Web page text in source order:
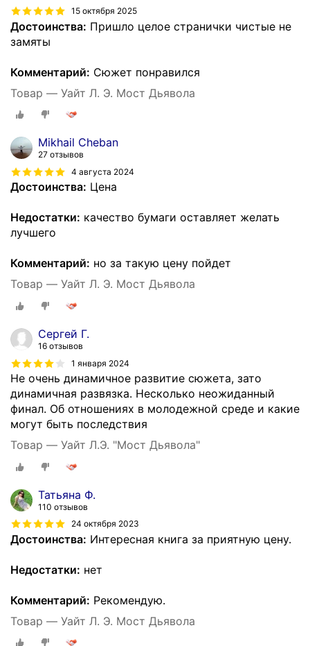
15 октября 2025
Достоинства: Пришло целое странички чистые не
замяты
Комментарий: Сюжет понравился
Товар — Уайт Л. Э. Мост Дьявола
Mikhail Cheban
27 отзывов
4 августа 2024
Достоинства: Цена
Недостатки: качество бумаги оставляет желать
лучшего
Комментарий: но за такую цену пойдет
Товар — Уайт Л. Э. Мост Дьявола
Сергей Г.
16 отзывов
1 января 2024
Не очень динамичное развитие сюжета, зато
динамичная развязка. Несколько неожиданный
финал. Об отношениях в молодежной среде и какие
могут быть последствия
Товар — Уайт Л.Э. "Мост Дьявола"
Татьяна Ф.
110 отзывов
24 октября 2023
Достоинства: Интересная книга за приятную цену.
Недостатки: нет
Комментарий: Рекомендую.
Товар — Уайт Л. Э. Мост Дьявола